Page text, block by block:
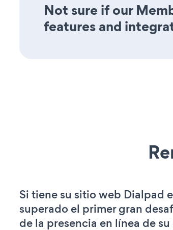
Not sure if our
features and
Si tiene su sitio web Dialpad
superado el primer gran
de la presencia en línea de